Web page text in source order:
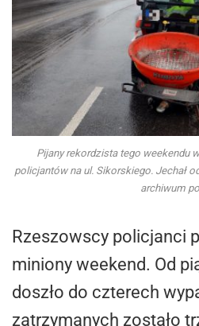
Pijany rekordzista tego weekendu
policjantów na ul. Sikorskiego. Jechał
archiwum
Rzeszowscy policjanci
miniony weekend. Od
doszło do czterech
zatrzymanych zostało